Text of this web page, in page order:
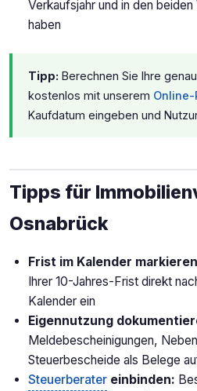
Verkaufsjahr und in den
haben
Tipp: Berechnen Sie Ihre
kostenlos mit unserem
Kaufdatum eingeben und
Tipps für
Osnabrück
Frist im Kalender
Ihrer 10-Jahres-Frist direkt
Kalender ein
Eigennutzung
Meldebescheinigungen,
Steuerbescheide als Belege
Steuerberater einbinden: